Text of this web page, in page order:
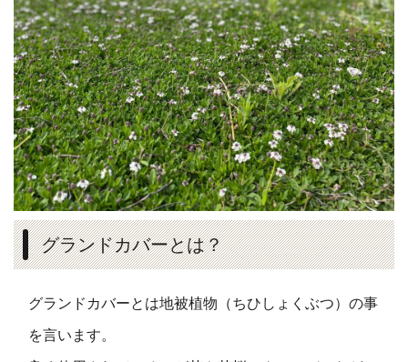
グランドカバーとは？
グランドカバーとは地被植物（ちひしょくぶつ）の事
を言います。